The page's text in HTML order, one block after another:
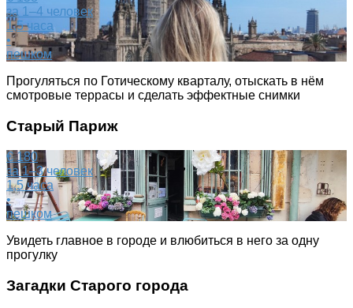
за 1–4 человек
1,5 часа
•
пешком
Прогуляться по Готическому кварталу, отыскать в нём
смотровые террасы и сделать эффектные снимки
Старый Париж
€ 180
за 1–3 человек
1,5 часа
•
пешком
Увидеть главное в городе и влюбиться в него за одну
прогулку
Загадки Старого города